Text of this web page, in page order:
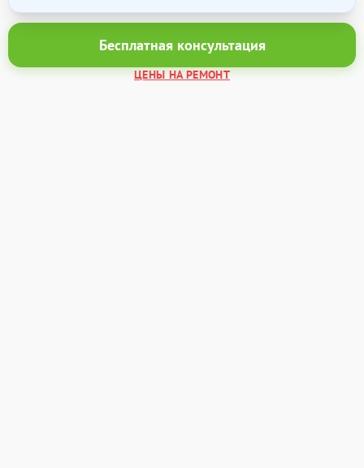
Бесплатная консультация
ЦЕНЫ НА РЕМОНТ